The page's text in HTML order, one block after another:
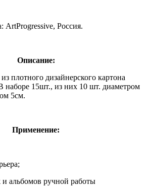
ArtProgressive, Россия.
Описание:
плотного дизайнерского картона
наборе 15шт., из них 10 шт. диаметром
5см.
Применение:
и альбомов ручной работы